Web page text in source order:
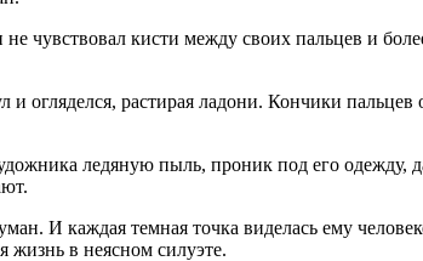
кисти между своих пальцев и
растирая ладони. Кончики пальцев
ледяную пыль, проник под его одежду,
И каждая темная точка виделась ему
жизнь в неясном силуэте.